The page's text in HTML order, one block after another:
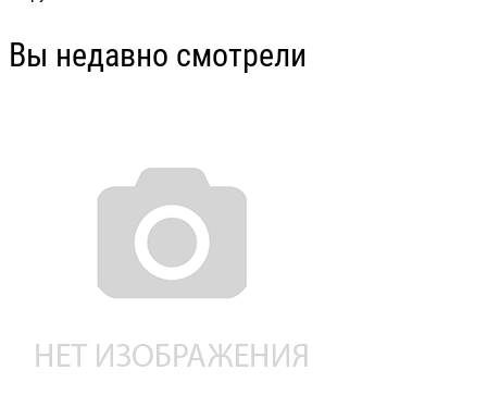
Вы недавно смотрели